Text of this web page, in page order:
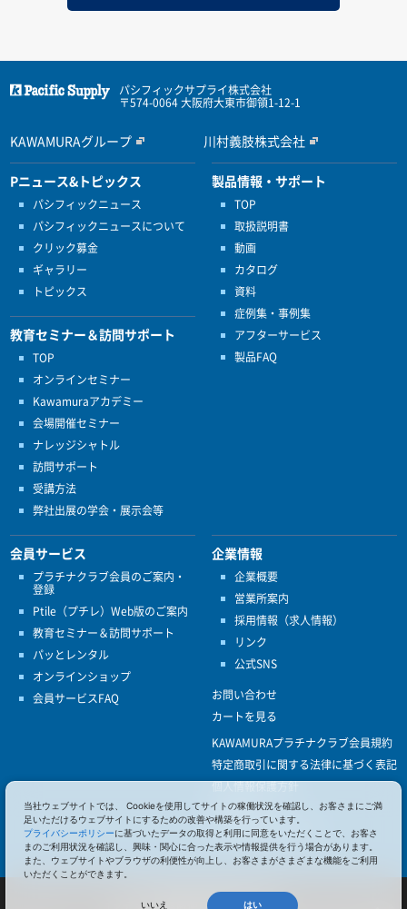
パシフィックサプライ株式会社
〒574-0064 大阪府大東市御領1-12-1
KAWAMURAグループ 川村義肢株式会社
Pニュース&トピックス
パシフィックニュース
パシフィックニュースについて
クリック募金
ギャラリー
トピックス
教育セミナー＆訪問サポート
TOP
オンラインセミナー
Kawamuraアカデミー
会場開催セミナー
ナレッジシャトル
訪問サポート
受講方法
弊社出展の学会・展示会等
製品情報・サポート
TOP
取扱説明書
動画
カタログ
資料
症例集・事例集
アフターサービス
製品FAQ
会員サービス
プラチナクラブ会員のご案内・
登録
Ptile（プチレ）Web版のご案内
教育セミナー＆訪問サポート
パッとレンタル
オンラインショップ
会員サービスFAQ
企業情報
企業概要
営業所案内
採用情報（求人情報）
リンク
公式SNS
お問い合わせ
カートを見る
KAWAMURAプラチナクラブ会員規約
特定商取引に関する法律に基づく表記
個人情報保護方針
ISO9001
健康経営優良法人認定
© 2017 Pacific Supply Co.,Ltd.
当社ウェブサイトでは、 Cookieを使用してサイトの稼働状況を確認し、お客さまにご満
足いただけるウェブサイトにするための改善や構築を行っています。
プライバシーポリシーに基づいたデータの取得と利用に同意をいただくことで、お客さ
まのご利用状況を確認し、興味・関心に合った表示や情報提供を行う場合があります。
また、ウェブサイトやブラウザの利便性が向上し、お客さまがさまざまな機能をご利用
いただくことができます。
いいえ はい